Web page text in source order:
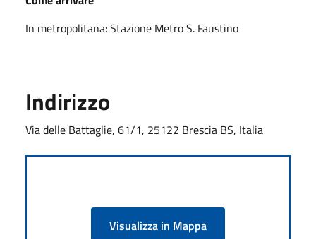
In metropolitana: Stazione Metro S. Faustino
Indirizzo
Via delle Battaglie, 61/1, 25122 Brescia BS, Italia
Visualizza in Mappa